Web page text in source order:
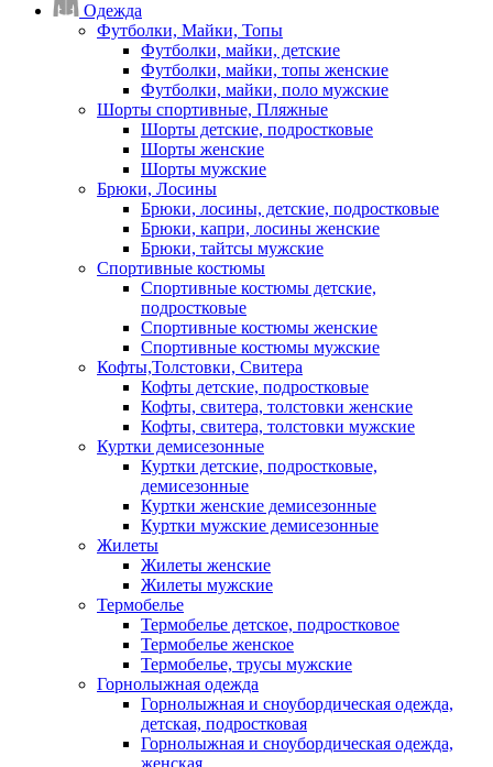
Одежда
Футболки, Майки, Топы
Футболки, майки, детские
Футболки, майки, топы женские
Футболки, майки, поло мужские
Шорты спортивные, Пляжные
Шорты детские, подростковые
Шорты женские
Шорты мужские
Брюки, Лосины
Брюки, лосины, детские, подростковые
Брюки, капри, лосины женские
Брюки, тайтсы мужские
Спортивные костюмы
Спортивные костюмы детские,
подростковые
Спортивные костюмы женские
Спортивные костюмы мужские
Кофты,Толстовки, Свитера
Кофты детские, подростковые
Кофты, свитера, толстовки женские
Кофты, свитера, толстовки мужские
Куртки демисезонные
Куртки детские, подростковые,
демисезонные
Куртки женские демисезонные
Куртки мужские демисезонные
Жилеты
Жилеты женские
Жилеты мужские
Термобелье
Термобелье детское, подростковое
Термобелье женское
Термобелье, трусы мужские
Горнолыжная одежда
Горнолыжная и сноубордическая одежда,
детская, подростковая
Горнолыжная и сноубордическая одежда,